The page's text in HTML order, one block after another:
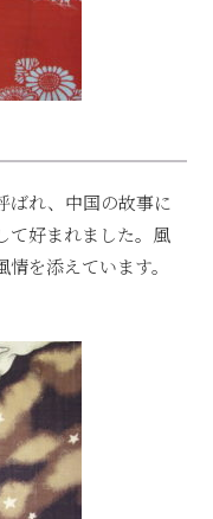
ばれ、中国の故事に
て好まれました。風
を添えています。